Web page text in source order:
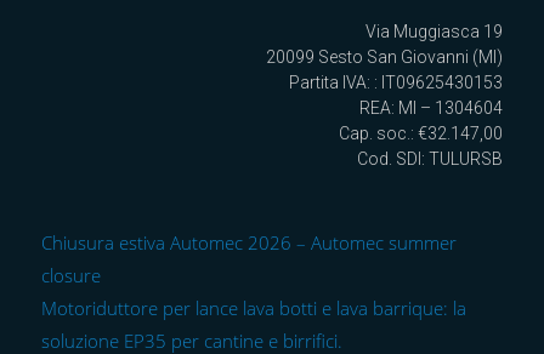
Via Muggiasca 19
20099 Sesto San Giovanni (MI)
Partita IVA: : IT09625430153
REA: MI – 1304604
Cap. soc.: €32.147,00
Cod. SDI: TULURSB
Chiusura estiva Automec 2026 – Automec summer
closure
Motoriduttore per lance lava botti e lava barrique: la
soluzione EP35 per cantine e birrifici.